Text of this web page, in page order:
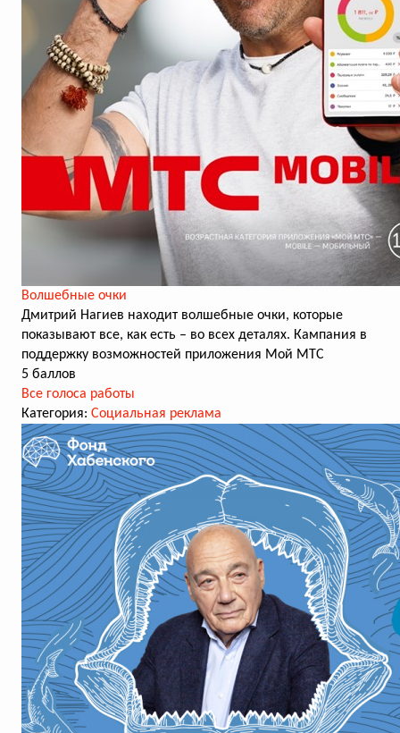
Волшебные очки
Дмитрий Нагиев находит волшебные очки, которые
показывают все, как есть – во всех деталях. Кампания в
поддержку возможностей приложения Мой МТС
5 баллов
Все голоса работы
Категория: Социальная реклама